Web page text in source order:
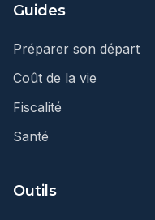
Guides
Préparer son départ
Coût de la vie
Fiscalité
Santé
Outils